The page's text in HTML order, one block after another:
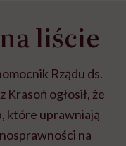
liście
Rządu ds.
ogłosił, że
które uprawniają
na